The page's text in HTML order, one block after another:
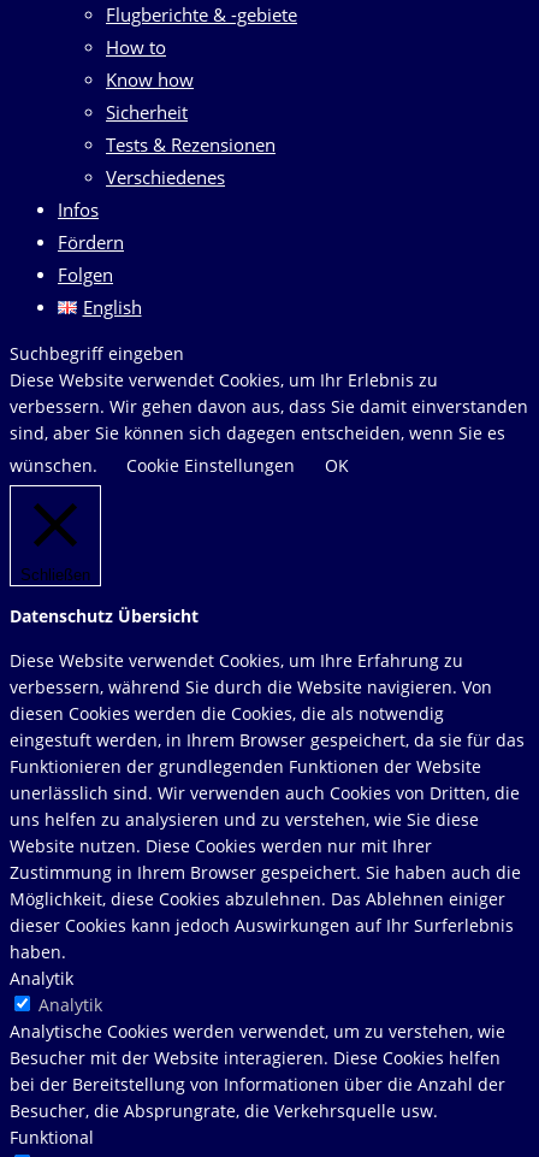
Flugberichte & -gebiete
How to
Know how
Sicherheit
Tests & Rezensionen
Verschiedenes
Infos
Fördern
Folgen
English
Diese
Website
durchsuchen
Suchbegriff eingeben
Diese Website verwendet Cookies, um Ihr Erlebnis zu
verbessern. Wir gehen davon aus, dass Sie damit einverstanden
sind, aber Sie können sich dagegen entscheiden, wenn Sie es
wünschen.
Cookie Einstellungen OK
Schließen
Datenschutz Übersicht
Diese Website verwendet Cookies, um Ihre Erfahrung zu
verbessern, während Sie durch die Website navigieren. Von
diesen Cookies werden die Cookies, die als notwendig
eingestuft werden, in Ihrem Browser gespeichert, da sie für das
Funktionieren der grundlegenden Funktionen der Website
unerlässlich sind. Wir verwenden auch Cookies von Dritten, die
uns helfen zu analysieren und zu verstehen, wie Sie diese
Website nutzen. Diese Cookies werden nur mit Ihrer
Zustimmung in Ihrem Browser gespeichert. Sie haben auch die
Möglichkeit, diese Cookies abzulehnen. Das Ablehnen einiger
dieser Cookies kann jedoch Auswirkungen auf Ihr Surferlebnis
haben.
Analytik
Analytik
Analytische Cookies werden verwendet, um zu verstehen, wie
Besucher mit der Website interagieren. Diese Cookies helfen
bei der Bereitstellung von Informationen über die Anzahl der
Besucher, die Absprungrate, die Verkehrsquelle usw.
Funktional